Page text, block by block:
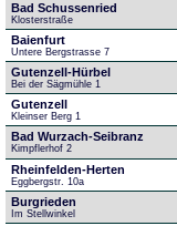
Bad Schussenried
Klosterstraße
Baienfurt
Untere Bergstrasse 7
Gutenzell-Hürbel
Bei der Sägmühle 1
Gutenzell
Kleinser Berg 1
Bad Wurzach-Seibranz
Kimpflerhof 2
Rheinfelden-Herten
Eggbergstr. 10a
Burgrieden
Im Stellwinkel